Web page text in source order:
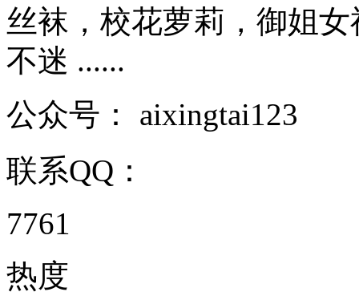
丝袜，校花萝莉，御姐
不迷 ......
公众号： aixingtai123
联系QQ：
7761
热度